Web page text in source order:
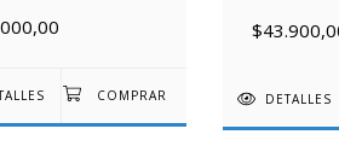
DETALLES